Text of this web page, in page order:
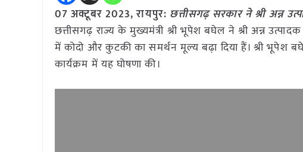
07 अक्टूबर 2023, रायपुर: छत्तीसगढ़ सरकार ने श्री अन्न
छत्तीसगढ़ राज्य के मुख्यमंत्री श्री भूपेश बघेल ने श्री अन्न
में कोदो और कुटकी का समर्थन मूल्य बढ़ा दिया हैं। श्री भूपेश
कार्यक्रम में यह घोषणा की।